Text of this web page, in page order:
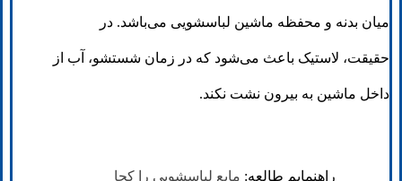
میان بدنه و محفظه ماشین لباسشویی می‌باشد. در
حقیقت، لاستیک باعث می‌شود که در زمان شستشو، آب از
داخل ماشین به بیرون نشت نکند.
راهنمایم طالعه: مایع لباسشویی را کجا